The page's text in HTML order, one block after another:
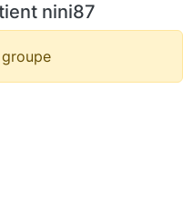
nini87